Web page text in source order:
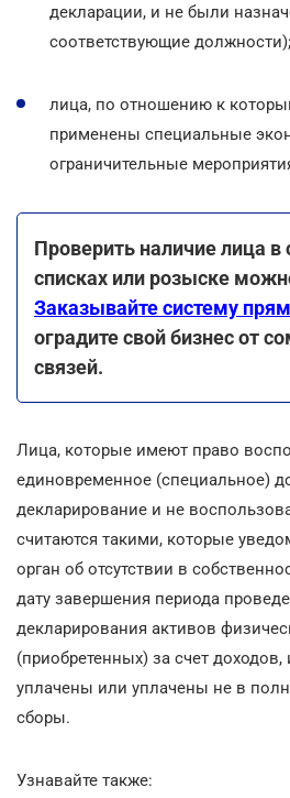
декларации, и не были
соответствующие должности);
лица, по отношению к
применены специальные
ограничительные
Проверить наличие лица
списках или розыске
Заказывайте систему
оградите свой бизнес от
связей.
Лица, которые имеют право
единовременное (специальное)
декларирование и не
считаются такими, которые
орган об отсутствии в
дату завершения периода
декларирования активов
(приобретенных) за счет
уплачены или уплачены не в
сборы.
Узнавайте также: